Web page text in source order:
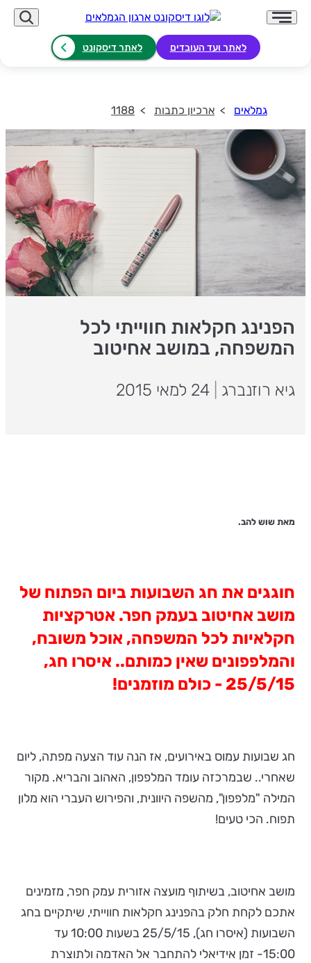
לאתר ועד העובדים לאתר דיסקונט
גמלאים ארכיון כתבות 1188
הפנינג חקלאות חווייתי לכל
המשפחה, במושב אחיטוב
גיא רוזנברג
מאת שוש להב.
חוגגים את חג השבועות ביום הפתוח של
מושב אחיטוב בעמק חפר. אטרקציות
חקלאיות לכל המשפחה, אוכל משובח,
והמלפפונים שאין כמותם.. איסרו חג,
25/5/15 - כולם מוזמנים!
חג שבועות עמוס באירועים, אז הנה עוד הצעה מפתה, ליום
שאחרי.. שבמרכזה עומד המלפפון, האהוב והבריא. מקור
המילה "מלפפון", מהשפה היוונית, והפירוש העברי הוא מלון
תפוח. הכי טעים!
מושב אחיטוב, בשיתוף מועצה אזורית עמק חפר, מזמינים
אתכם לקחת חלק בהפנינג חקלאות חווייתי, שיתקיים בחג
השבועות (איסרו חג), 25/5/15 בשעות 10:00 עד
15:00- זמן אידיאלי להתחבר אל האדמה ולתוצרת